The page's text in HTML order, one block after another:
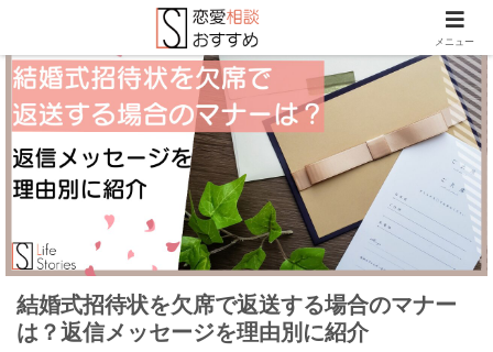
結婚式招待状を欠席で返送する場合のマナー
は？返信メッセージを理由別に紹介
メニュー